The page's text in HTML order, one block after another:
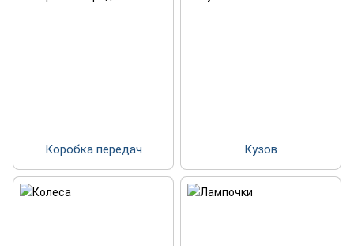
Коробка передач Кузов